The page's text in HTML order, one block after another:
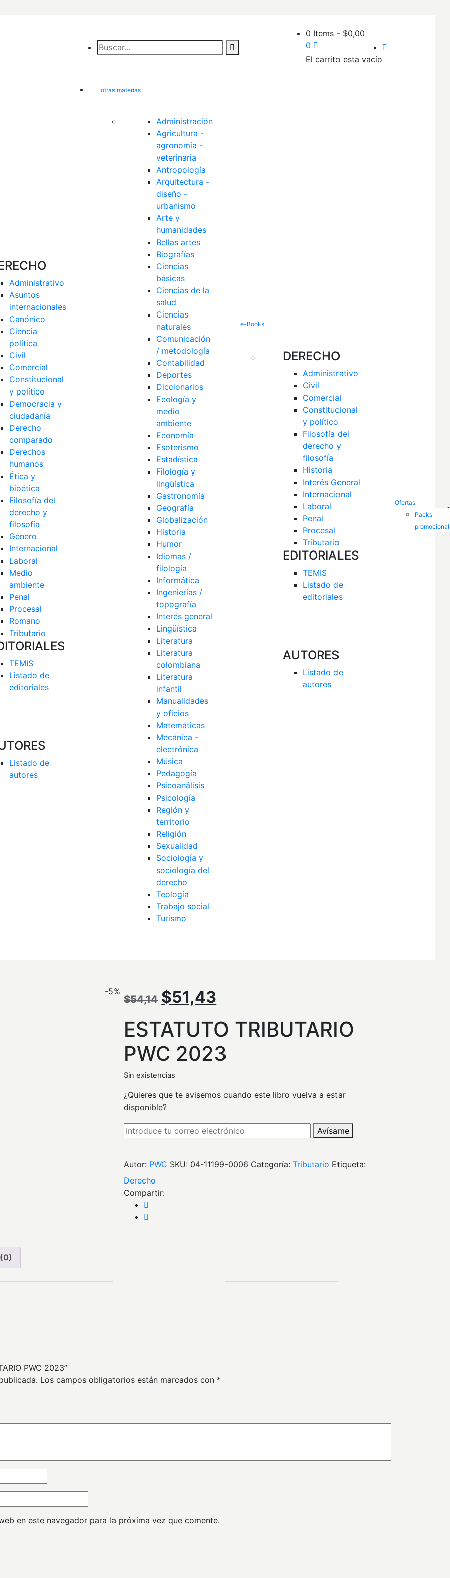
Administrativo
Asuntos
internacionales
Canónico
Ciencia
política
Civil
Comercial
Constitucional
y político
Democracia y
ciudadanía
Derecho
comparado
Derechos
humanos
Ética y
bioética
Filosofía del
derecho y
filosofía
Género
Internacional
Laboral
Medio
ambiente
Penal
Procesal
Romano
Tributario
TEMIS
Listado de
editoriales
Listado de
autores
otras materias
Administración
Agricultura -
agronomía -
veterinaria
Antropología
Arquitectura -
diseño -
urbanismo
Arte y
humanidades
Bellas artes
Biografías
Ciencias
básicas
Ciencias de la
salud
Ciencias
naturales
Comunicación
/ metodología
Contabilidad
Deportes
Diccionarios
Ecología y
medio
ambiente
Economía
Esoterismo
Estadística
Filología y
lingüística
Gastronomía
Geografía
Globalización
Historia
Humor
Idiomas /
filología
Informática
Ingenierías /
topografía
Interés general
Lingüística
Literatura
Literatura
colombiana
Literatura
infantil
Manualidades
y oficios
Matemáticas
Mecánica -
electrónica
Música
Pedagogía
Psicoanálisis
Psicología
Región y
territorio
Religión
Sexualidad
Sociología y
sociología del
derecho
Teología
Trabajo social
Turismo
e-Books
DERECHO
Administrativo
Civil
Comercial
Constitucional
y político
Filosofía del
derecho y
filosofía
Historia
Internacional
Laboral
Penal
Procesal
Tributario
EDITORIALES
TEMIS
Listado de
editoriales
AUTORES
Listado de
autores
Ofertas
Packs
0 Items - $0,00
0
El carrito esta vacío
-5%
$54,14 El
precio
original
era:
$54,14.
$51,43
precio
actual
$51,43.
ESTATUTO TRIBUTARIO
PWC 2023
Sin existencias
¿Quieres que te avisemos cuando este libro vuelva a estar
disponible?
Avísame
Autor: PWC SKU: 04-11199-0006 Categoría: tributario Etiqueta:
derecho
Compartir:
PWC 2023”
Los campos obligatorios están marcados con *
en este navegador para la próxima vez que comente.